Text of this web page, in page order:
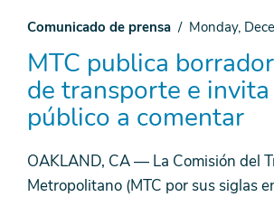
is
Comunicado de prensa Monday,
MTC publica
de transporte e
público a comentar
OAKLAND, CA— La Comisión del
Metropolitano (MTC por sus siglas